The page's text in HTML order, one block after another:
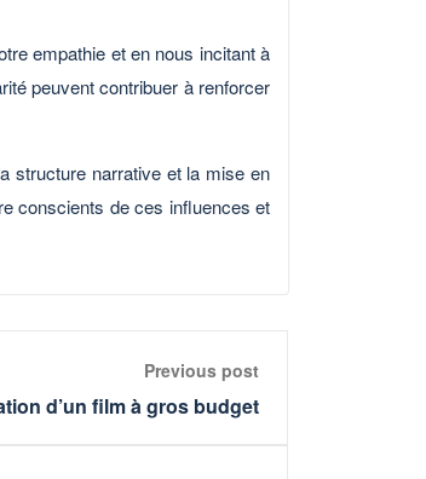
empathie et en nous incitant à
peuvent contribuer à renforcer
structure narrative et la mise en
conscients de ces influences et
Previous post
d’un film à gros budget